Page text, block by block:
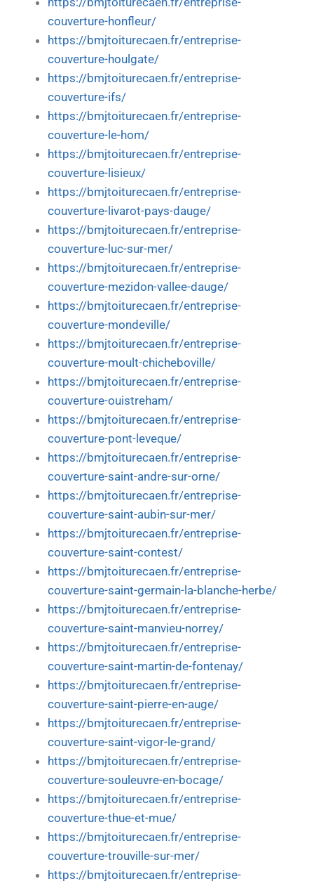
couverture-honfleur/
https://bmjtoiturecaen.fr/entreprise-
couverture-houlgate/
https://bmjtoiturecaen.fr/entreprise-
couverture-ifs/
https://bmjtoiturecaen.fr/entreprise-
couverture-le-hom/
https://bmjtoiturecaen.fr/entreprise-
couverture-lisieux/
https://bmjtoiturecaen.fr/entreprise-
couverture-livarot-pays-dauge/
https://bmjtoiturecaen.fr/entreprise-
couverture-luc-sur-mer/
https://bmjtoiturecaen.fr/entreprise-
couverture-mezidon-vallee-dauge/
https://bmjtoiturecaen.fr/entreprise-
couverture-mondeville/
https://bmjtoiturecaen.fr/entreprise-
couverture-moult-chicheboville/
https://bmjtoiturecaen.fr/entreprise-
couverture-ouistreham/
https://bmjtoiturecaen.fr/entreprise-
couverture-pont-leveque/
https://bmjtoiturecaen.fr/entreprise-
couverture-saint-andre-sur-orne/
https://bmjtoiturecaen.fr/entreprise-
couverture-saint-aubin-sur-mer/
https://bmjtoiturecaen.fr/entreprise-
couverture-saint-contest/
https://bmjtoiturecaen.fr/entreprise-
couverture-saint-germain-la-blanche-herbe/
https://bmjtoiturecaen.fr/entreprise-
couverture-saint-manvieu-norrey/
https://bmjtoiturecaen.fr/entreprise-
couverture-saint-martin-de-fontenay/
https://bmjtoiturecaen.fr/entreprise-
couverture-saint-pierre-en-auge/
https://bmjtoiturecaen.fr/entreprise-
couverture-saint-vigor-le-grand/
https://bmjtoiturecaen.fr/entreprise-
couverture-souleuvre-en-bocage/
https://bmjtoiturecaen.fr/entreprise-
couverture-thue-et-mue/
https://bmjtoiturecaen.fr/entreprise-
couverture-trouville-sur-mer/
https://bmjtoiturecaen.fr/entreprise-